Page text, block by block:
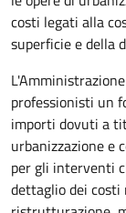
costi legati alla
superficie e della
professionisti un
importi dovuti a
urbanizzazione e
per gli interventi
dettaglio dei